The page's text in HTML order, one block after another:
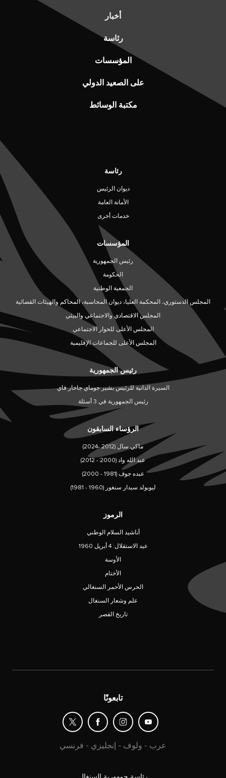
أخبار
رئاسة
المؤسسات
على الصعيد الدولي
مكتبة الوسائط
رئاسة
ديوان الرئيس
الأمانة العامة
خدمات أخرى
المؤسسات
رئيس الجمهورية
الحكومة
الجمعية الوطنية
المجلس الدستوري، المحكمة العليا، ديوان المحاسبة، المحاكم والهيئات القضائية
المجلس الاقتصادي والاجتماعي والبيئي
المجلس الأعلى للحوار الاجتماعي
المجلس الأعلى للجماعات الإقليمية
رئيس الجمهورية
السيرة الذاتية للرئيس بشير جوماي جاخار فاي
رئيس الجمهورية في 3 أسئلة
الرؤساء السابقون
ماكي سال (2012 -2024)
عبد الله واد (2000 - 2012)
عبده جوف (1981 - 2000)
ليوبولد سيدار سنغور (1960 - 1981)
الرموز
أناشيد السلام الوطني
عيد الاستقلال: 4 أبريل 1960
الأوسة
الأختام
الحرس الأحمر السنغالي
علم وشعار السنغال
تاريخ القصر
تابعونًا
فرنسي - إنجليزي - ولوف - عرب